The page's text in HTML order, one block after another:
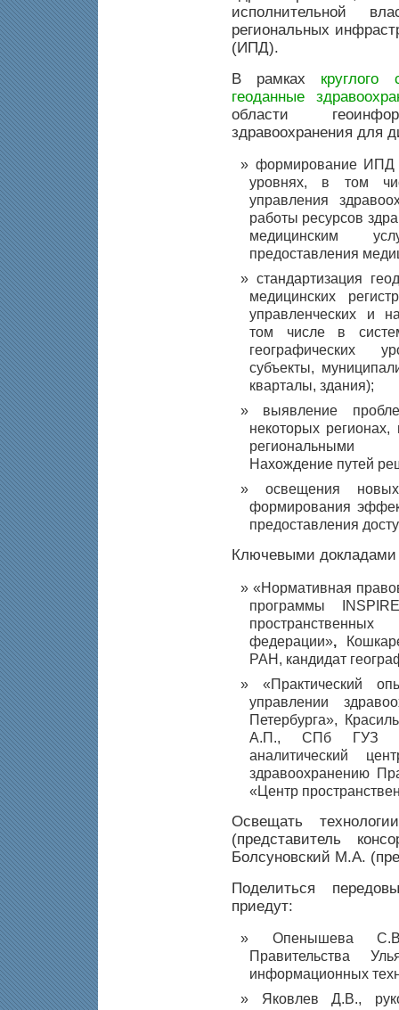
исполнительной
региональных
(ИПД).
В рамках
геоданные
области
здравоохранения для
формирование ИПД
уровнях, в том
управления
работы ресурсов
медицинским
предоставления
стандартизация
медицинских
управленческих и
том числе в
географических
субъекты,
кварталы, здания);
выявление
некоторых
региональными
Нахождение путей
освещения
формирования
предоставления
Ключевыми докладами
«Нормативная
программы
федерации»
РАН, кандидат
«Практический
управлении
Петербурга»,
А.П., СПб ГУЗ
аналитический
здравоохранению
«Центр
Освещать
(представитель
Болсуновский М.А.
Поделиться
приедут:
Опенышева
Правительства
информационных
Яковлев Д.В.,